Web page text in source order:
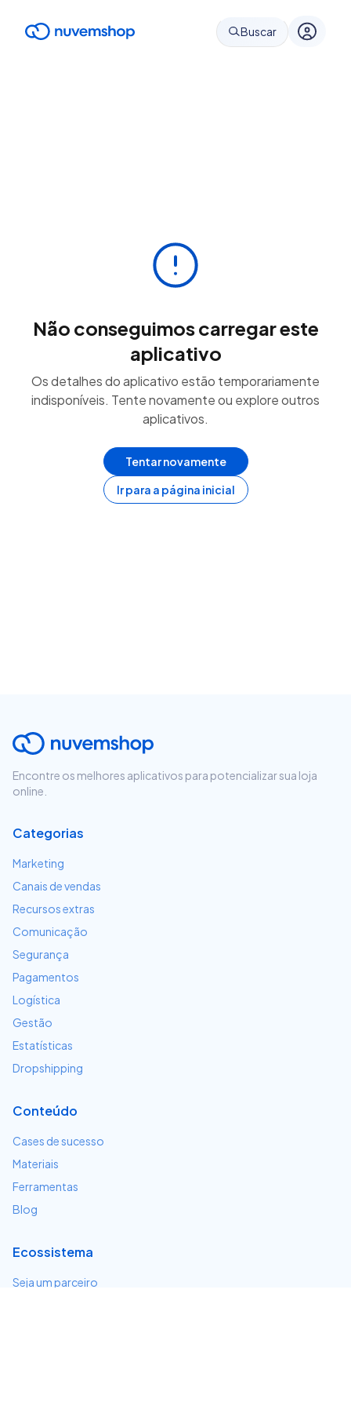
Buscar
Não conseguimos carregar este
aplicativo
Os detalhes do aplicativo estão temporariamente
indisponíveis. Tente novamente ou explore outros
aplicativos.
Tentar novamente
Ir para a página inicial
Encontre os melhores aplicativos para potencializar sua loja
online.
Categorias
Marketing
Canais de vendas
Recursos extras
Comunicação
Segurança
Pagamentos
Logística
Gestão
Estatísticas
Dropshipping
Conteúdo
Cases de sucesso
Materiais
Ferramentas
Blog
Ecossistema
Seja um parceiro